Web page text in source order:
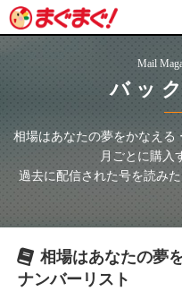
Mail
バッ
相場はあなたの夢をかなえる
月ごとに購入
過去に配信された号を読み
相場はあなたの夢
ナンバーリスト